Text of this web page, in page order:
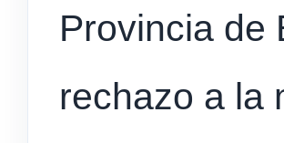
Provincia de
rechazo a la